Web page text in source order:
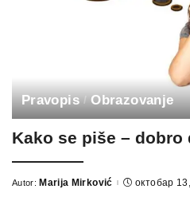
Pravopis Obrazovanje
Kako se piše –
Autor: Marija Mirković октобар